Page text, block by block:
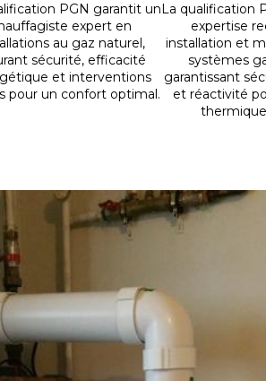
PGN garantit un
expert en
au gaz naturel,
sécurité, efficacité
et interventions
pour un confort optimal.
La qualification
expertise
installation et
systèmes
garantissant
et réactivité